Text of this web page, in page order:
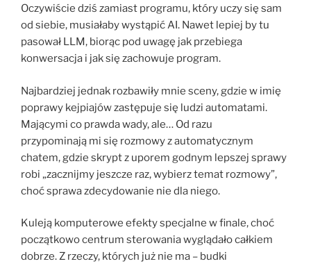
Oczywiście dziś zamiast programu, który uczy się sam
od siebie, musiałaby wystąpić AI. Nawet lepiej by tu
pasował LLM, biorąc pod uwagę jak przebiega
konwersacja i jak się zachowuje program.
Najbardziej jednak rozbawiły mnie sceny, gdzie w imię
poprawy kejpiajów zastępuje się ludzi automatami.
Mającymi co prawda wady, ale… Od razu
przypominają mi się rozmowy z automatycznym
chatem, gdzie skrypt z uporem godnym lepszej sprawy
robi „zacznijmy jeszcze raz, wybierz temat rozmowy”,
choć sprawa zdecydowanie nie dla niego.
Kuleją komputerowe efekty specjalne w finale, choć
początkowo centrum sterowania wyglądało całkiem
dobrze. Z rzeczy, których już nie ma – budki